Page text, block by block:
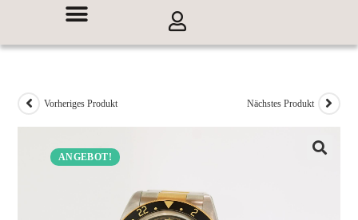
ANGEBOT!
Vorheriges Produkt Nächstes Produkt